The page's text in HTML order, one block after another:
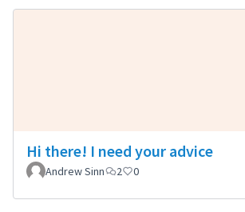
Hi there! I need your advice
Andrew Sinn
2 0